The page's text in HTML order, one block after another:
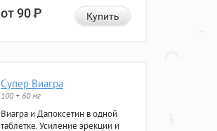
от 90Р Купить
Супер Виагра
100 + 60 мг
Виагра и Дапоксетин в одной
таблетке. Усиление эрекции и